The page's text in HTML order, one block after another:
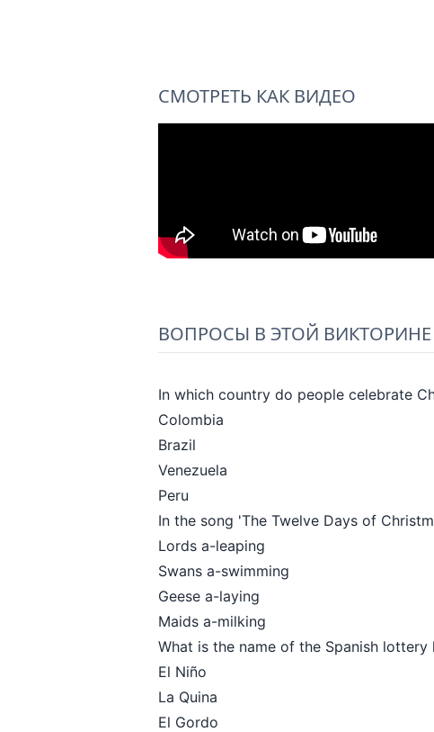
СМОТРЕТЬ КАК ВИДЕО
ВОПРОСЫ В ЭТОЙ ВИКТОРИНЕ
In which country do people celebrate
Colombia
Brazil
Venezuela
Peru
In the song 'The Twelve Days of
Lords a-leaping
Swans a-swimming
Geese a-laying
Maids a-milking
What is the name of the Spanish
El Niño
La Quina
El Gordo